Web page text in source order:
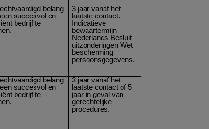
belang
succesvol en
bedrijf te
3 jaar vanaf het
laatste contact.
Indicatieve
bewaartermijn
Nederlands Besluit
uitzonderingen Wet
bescherming
persoonsgegevens.
belang
succesvol en
bedrijf te
3 jaar vanaf het
laatste contact of 5
jaar in geval van
gerechtelijke
procedures.